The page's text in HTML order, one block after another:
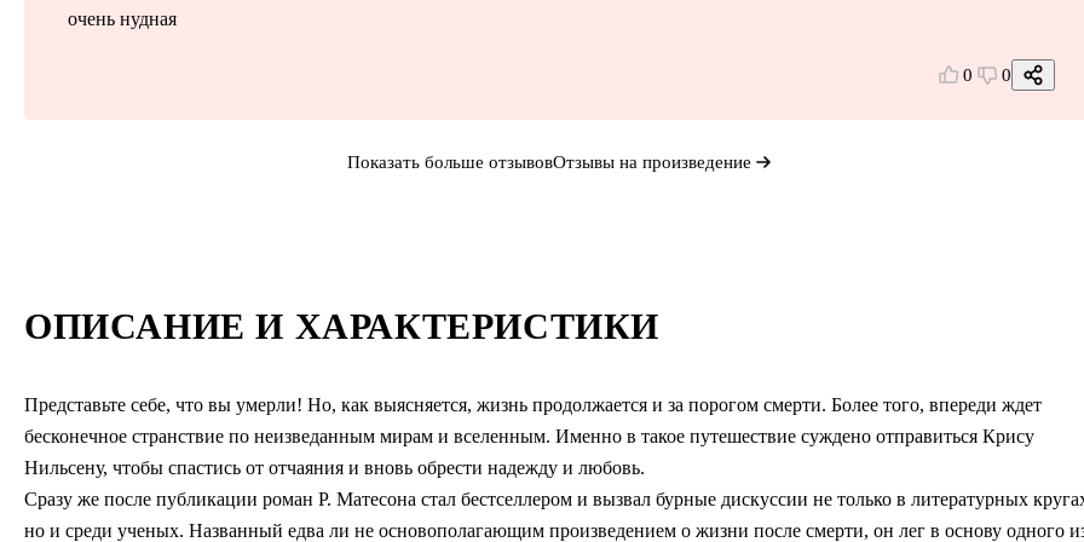
ОПИСАНИЕ И ХАРАКТЕРИСТИКИ
Представьте себе, что вы умерли! Но, как выясняется, жизнь продолжается и за порогом смерти. Более того, впереди ждет
бесконечное странствие по неизведанным мирам и вселенным. Именно в такое путешествие суждено отправиться Крису
Нильсену, чтобы спастись от отчаяния и вновь обрести надежду и любовь.
Сразу же после публикации роман Р. Матесона стал бестселлером и вызвал бурные дискуссии не только в литературных
но и среди ученых. Названный едва ли не основополагающим произведением о жизни после смерти, он лег в основу одного
очень нудная
0 0
Показать больше отзывовОтзывы на произведение